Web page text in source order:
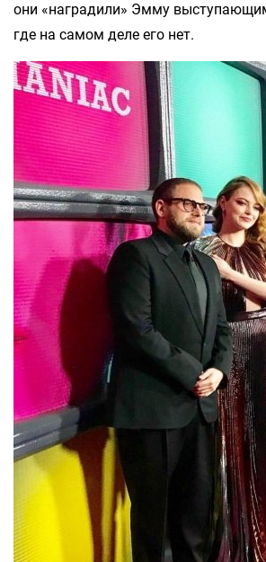
они «наградили» Эмму
где на самом деле его нет.